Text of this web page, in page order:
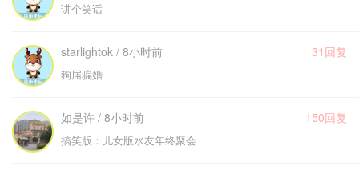
讲个笑话
starlightok / 8小时前 31回复
狗届骗婚
如是许 / 8小时前 150回复
搞笑版：儿女版水友年终聚会